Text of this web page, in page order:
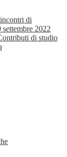
di
2022
di studio